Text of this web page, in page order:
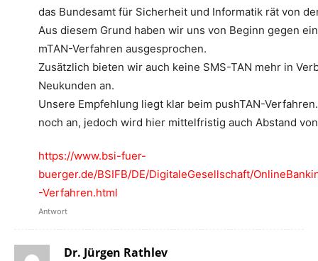
das Bundesamt für Sicherheit und Informatik rät von
Aus diesem Grund haben wir uns von Beginn gegen
mTAN-Verfahren ausgesprochen.
Zusätzlich bieten wir auch keine SMS-TAN mehr in
Neukunden an.
Unsere Empfehlung liegt klar beim pushTAN-
noch an, jedoch wird hier mittelfristig auch Abstand
https://www.bsi-fuer-
buerger.de/BSIFB/DE/DigitaleGesellschaft/
-Verfahren.html
Antwort
Dr. Jürgen Rathlev